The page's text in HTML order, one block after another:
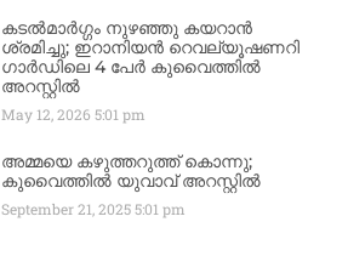
കടൽമാർഗ്ഗം നുഴഞ്ഞു കയറാൻ
ശ്രമിച്ചു; ഇറാനിയൻ റെവല്യൂഷണറി
ഗാർഡിലെ 4 പേർ കുവൈത്തിൽ
അറസ്റ്റിൽ
May 12, 20265:01 pm
അമ്മയെ കഴുത്തറുത്ത് കൊന്നു;
കുവൈത്തിൽ യുവാവ് അറസ്റ്റിൽ
September 21, 20255:01 pm